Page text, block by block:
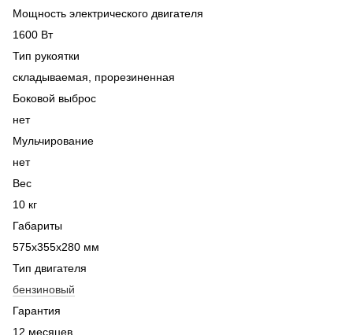
Мощность электрического двигателя
1600 Вт
Тип рукоятки
складываемая, прорезиненная
Боковой выброс
нет
Мульчирование
нет
Вес
10 кг
Габариты
575х355х280 мм
Тип двигателя
бензиновый
Гарантия
12 месяцев